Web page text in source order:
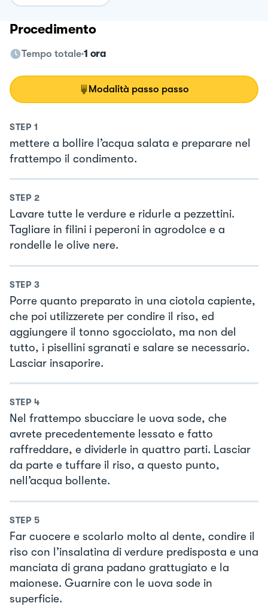
Procedimento
Tempo totale 1 ora
Modalità passo passo
STEP 1
mettere a bollire l’acqua salata e preparare nel
frattempo il condimento.
STEP 2
Lavare tutte le verdure e ridurle a pezzettini.
Tagliare in filini i peperoni in agrodolce e a
rondelle le olive nere.
STEP 3
Porre quanto preparato in una ciotola capiente,
che poi utilizzerete per condire il riso, ed
aggiungere il tonno sgocciolato, ma non del
tutto, i pisellini sgranati e salare se necessario.
Lasciar insaporire.
STEP 4
Nel frattempo sbucciare le uova sode, che
avrete precedentemente lessato e fatto
raffreddare, e dividerle in quattro parti. Lasciar
da parte e tuffare il riso, a questo punto,
nell’acqua bollente.
STEP 5
Far cuocere e scolarlo molto al dente, condire il
riso con l’insalatina di verdure predisposta e una
manciata di grana padano grattugiato e la
maionese. Guarnire con le uova sode in
superficie.